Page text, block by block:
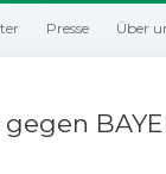
Presse Über